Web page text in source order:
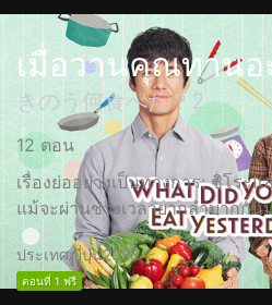
เมื่อวานคุณทานอ
きのう何食べた？2
12 ตอน
เรื่องย่ออย่างเป็นทางการ: ชิโระ
แม้จะผ่านช่วงเวลายากลำบากกัน
ประเทศญี่ปุ่น2023
ตอนที่ 1 ฟรี